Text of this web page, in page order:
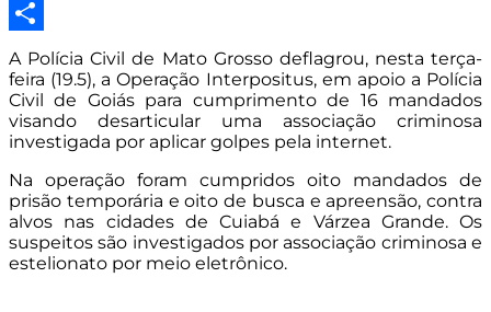
LinkedIn
Share
A Polícia Civil de Mato Grosso deflagrou, nesta terça-
feira (19.5), a Operação Interpositus, em apoio a Polícia
Civil de Goiás para cumprimento de 16 mandados
visando desarticular uma associação criminosa
investigada por aplicar golpes pela internet.
Na operação foram cumpridos oito mandados de
prisão temporária e oito de busca e apreensão, contra
alvos nas cidades de Cuiabá e Várzea Grande. Os
suspeitos são investigados por associação criminosa e
estelionato por meio eletrônico.